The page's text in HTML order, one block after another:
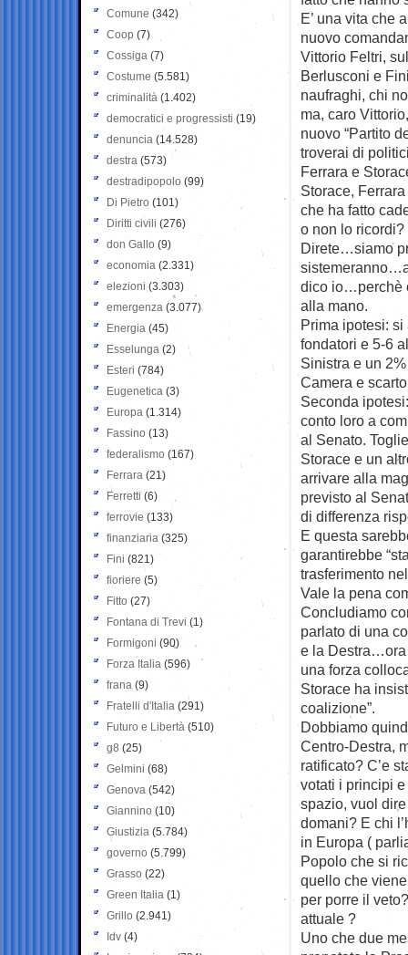
E’ una vita che
nuovo
Vittorio Feltri,
Berlusconi e
naufraghi, chi
ma, caro
nuovo “Partito
troverai di
Ferrara e
Storace,
che ha fatto
o non lo ricordi?
Direte…siamo
dico io…perchè
alla mano.
Prima ipotesi:
fondatori e 5-6
Sinistra e un
Camera e
Seconda
conto loro a
al Senato.
Storace e un
arrivare alla
previsto al
di differenza
E questa
garantirebbe
trasferimento
Vale la pena
Concludiamo
parlato di una
e la Destra…ora
una forza
Storace ha
coalizione”.
Dobbiamo
Centro-Destra,
ratificato? C’e
votati i principi
spazio, vuol
domani? E chi
in Europa (
Popolo che si
quello che
per porre il
attuale ?
Uno che due
Comune (342)
Coop (7)
Cossiga (7)
Costume (5.581)
criminalità (1.402)
democratici e progressisti (19)
denuncia (14.528)
destra (573)
destradipopolo (99)
Di Pietro (101)
Diritti civili (276)
don Gallo (9)
economia (2.331)
elezioni (3.303)
emergenza (3.077)
Energia (45)
Esselunga (2)
Esteri (784)
Eugenetica (3)
Europa (1.314)
Fassino (13)
federalismo (167)
Ferrara (21)
Ferretti (6)
ferrovie (133)
finanziaria (325)
Fini (821)
fioriere (5)
Fitto (27)
Fontana di Trevi (1)
Formigoni (90)
Forza Italia (596)
frana (9)
Fratelli d'Italia (291)
Futuro e Libertà (510)
g8 (25)
Gelmini (68)
Genova (542)
Giannino (10)
Giustizia (5.784)
governo (5.799)
Grasso (22)
Green Italia (1)
Grillo (2.941)
Idv (4)